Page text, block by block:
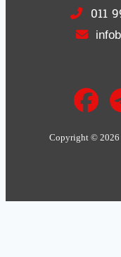
011
Copyright ©